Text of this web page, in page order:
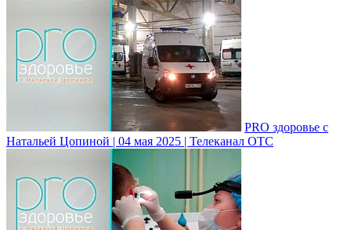
PRO здоровье с
Натальей Цопиной | 04 мая 2025 | Телеканал ОТС